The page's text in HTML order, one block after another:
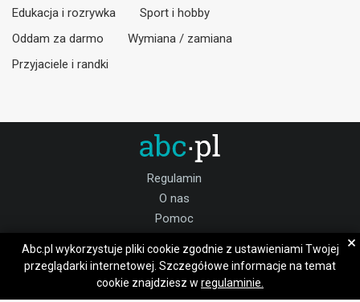
Edukacja i rozrywka
Sport i hobby
Oddam za darmo
Wymiana / zamiana
Przyjaciele i randki
Regulamin
O nas
Pomoc
Praca starachowicki
Dołącz do nas:
Abc.pl wykorzystuje pliki cookie zgodnie z ustawieniami Twojej
przeglądarki internetowej. Szczegółowe informacje na temat
cookie znajdziesz w regulaminie.
×